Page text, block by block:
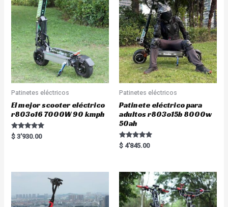
Patinetes eléctricos
El mejor scooter eléctrico
r803o16 7000W 90 kmph
Rated
5.00
$ 3'930.00
Patinetes eléctricos
Patinete eléctrico para
adultos r803o15b 8000w
50ah
Rated
5.00
$ 4'845.00